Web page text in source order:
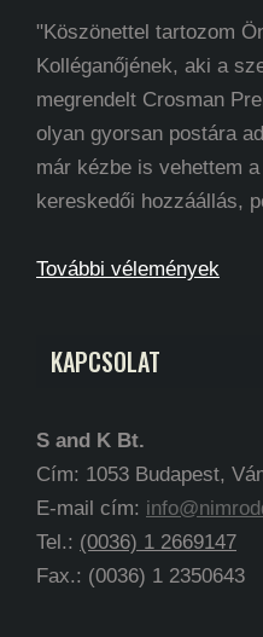
"Köszönettel tartozom
Kolléganőjének, aki a
megrendelt Crosman
olyan gyorsan postára
már kézbe is vehettem
kereskedői hozzáállás,
További vélemények
KAPCSOLAT
S and K Bt.
Cím: 1053 Budapest,
E-mail cím:
Tel.: (0036) 1 2669147
Fax.: (0036) 1 2350643